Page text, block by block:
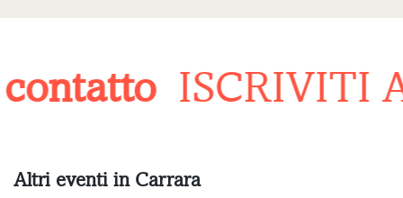
ISCRIVITI
Altri eventi in Carrara